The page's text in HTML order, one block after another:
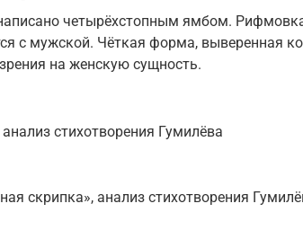
четырёхстопным ямбом.
с мужской. Чёткая форма, выверенная
на женскую сущность.
стихотворения Гумилёва
скрипка», анализ стихотворения